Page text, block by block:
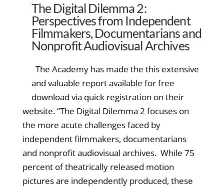
The Digital Dilemma 2:
Perspectives from Independent
Filmmakers, Documentarians and
Nonprofit Audiovisual Archives
The Academy has made the this extensive
and valuable report available for free
download via quick registration on their
website. “The Digital Dilemma 2 focuses on
the more acute challenges faced by
independent filmmakers, documentarians
and nonprofit audiovisual archives. While 75
percent of theatrically released motion
pictures are independently produced, these